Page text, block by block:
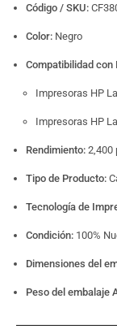
Código / SKU:
Color: Negro
Compatibilidad
Impresoras HP
Impresoras HP
Rendimiento: 2,400
Tipo de Producto:
Tecnología de
Condición: 100%
Dimensiones del
Peso del embalaje